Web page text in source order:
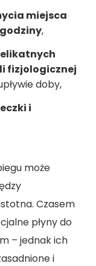
miejsca
,
fizjologicznej
doby,
i
może
Czasem
płyny do
– jednak ich
i